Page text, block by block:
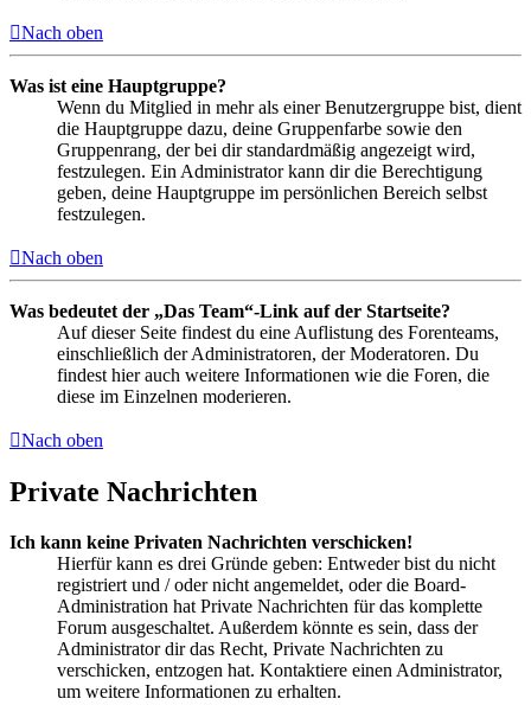
Nach oben
Was ist eine Hauptgruppe?
Wenn du Mitglied in mehr als einer Benutzergruppe bist, dient
die Hauptgruppe dazu, deine Gruppenfarbe sowie den
Gruppenrang, der bei dir standardmäßig angezeigt wird,
festzulegen. Ein Administrator kann dir die Berechtigung
geben, deine Hauptgruppe im persönlichen Bereich selbst
festzulegen.
Nach oben
Was bedeutet der „Das Team“-Link auf der Startseite?
Auf dieser Seite findest du eine Auflistung des Forenteams,
einschließlich der Administratoren, der Moderatoren. Du
findest hier auch weitere Informationen wie die Foren, die
diese im Einzelnen moderieren.
Nach oben
Private Nachrichten
Ich kann keine Privaten Nachrichten verschicken!
Hierfür kann es drei Gründe geben: Entweder bist du nicht
registriert und / oder nicht angemeldet, oder die Board-
Administration hat Private Nachrichten für das komplette
Forum ausgeschaltet. Außerdem könnte es sein, dass der
Administrator dir das Recht, Private Nachrichten zu
verschicken, entzogen hat. Kontaktiere einen Administrator,
um weitere Informationen zu erhalten.